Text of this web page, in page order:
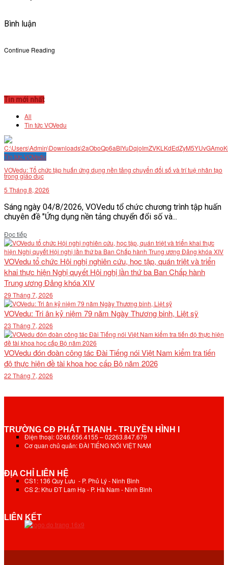
Bình luận
Continue Reading
Tin mới nhất
All
Tin tức VOVedu
Tin tức VOVedu
VOVedu: Tổ chức tập huấn ứng dụng nền tảng chuyển đổi số và trí tuệ nhân tạo
trong giáo dục
5 Tháng 8, 2026
Sáng ngày 04/8/2026, VOVedu tổ chức chương trình tập huấn
chuyên đề "Ứng dụng nền tảng chuyển đổi số và...
Đọc tiếpDetails
VOVedu tổ chức Hội nghị nghiên cứu, học tập, quán triệt và triển
khai thực hiện Nghị quyết Hội nghị lần thứ ba Ban Chấp hành
Trung ương Đảng khóa XIV
29 Tháng 7, 2026
VOVedu: Tri ân kỷ niệm 79 năm Ngày Thương binh, Liệt sỹ
23 Tháng 7, 2026
VOVedu đón đoàn công tác Đài Tiếng nói Việt Nam kiểm tra tiến
độ thực hiện đề tài khoa học cấp Bộ năm 2026
22 Tháng 7, 2026
TRƯỜNG CĐ PHÁT THANH - TRUYỀN HÌNH I
Điện thoại: 0246.656.4155 – 02263.847.679
Cơ quan chủ quản: ĐÀI TIẾNG NÓI VIỆT NAM
ĐỊA CHỈ LIÊN HỆ
CS1: 136 Quy Lưu - P. Phủ Lý - Ninh Bình
CS 2: Khu ĐT Lam Hạ - P. Hà Nam - Ninh Bình
LIÊN KẾT